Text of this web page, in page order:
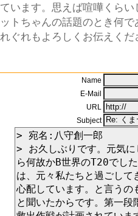
ています。思えば喧嘩くら
ットちゃんの話題のとき何
れぐれもよろしくお伝えくだ
Name
E-Mail
URL
Subject